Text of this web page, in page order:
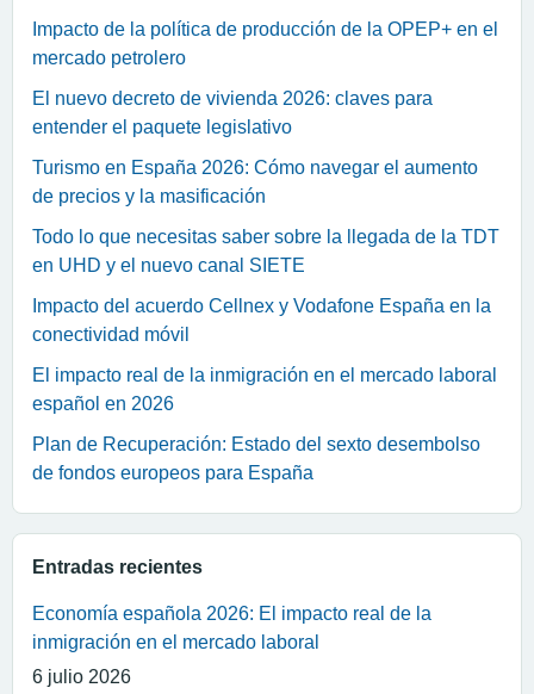
Impacto de la política de producción de la OPEP+ en el
mercado petrolero
El nuevo decreto de vivienda 2026: claves para
entender el paquete legislativo
Turismo en España 2026: Cómo navegar el aumento
de precios y la masificación
Todo lo que necesitas saber sobre la llegada de la TDT
en UHD y el nuevo canal SIETE
Impacto del acuerdo Cellnex y Vodafone España en la
conectividad móvil
El impacto real de la inmigración en el mercado laboral
español en 2026
Plan de Recuperación: Estado del sexto desembolso
de fondos europeos para España
Entradas recientes
Economía española 2026: El impacto real de la
inmigración en el mercado laboral
6 julio 2026